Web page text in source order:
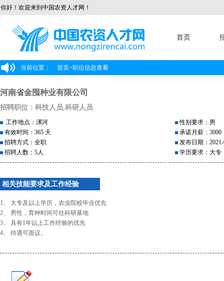
你好！欢迎来到中国农资人才网！
首页
当前位置： 首页>职位信息查看
河南省金囤种业有限公司
招聘职位：科技人员,科研人员
工作地点：漯河
有效时间：365 天
招聘方式：全职
招聘人数：5人
性别要求：男
承诺月薪：3000
发布日期：
学历要求：大专
相关技能要求及工作经验
1、 大专及以上学历，农业院校毕业优先
2、 男性，育种时间可住科研基地
3、 具有1年以上工作经验的优先
4、 待遇可面议。